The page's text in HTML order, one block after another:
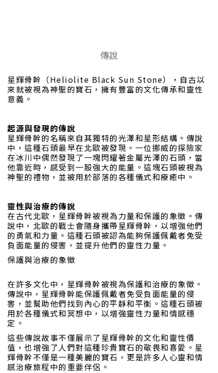
傳說
星輝骨幹（Heliolite Black Sun Stone），自古以
來就被視為神聖的寶石，擁有豐富的文化傳承和靈性
意義。
起源與發現的傳說
星輝骨幹的名稱來自其獨特的光澤和星形結構。傳說
中，這種石頭最早在北歐被發現。一位挪威的探險家
在冰川中偶然發現了一塊閃耀著金屬光澤的石頭，當
他靠近時，感受到一股強大的能量。這塊石頭被視為
神聖的禮物，並被用於部落的各種儀式和療癒中。
靈性與治療的傳說
在古代北歐，星輝骨幹被視為力量和保護的象徵。傳
說中，北歐的戰士會隨身攜帶星輝骨幹，以增強他們
的勇氣和力量。這種石頭被認為能夠保護佩戴者免受
負面能量的侵害，並提升他們的靈性力量。
保護與治療的象徵
在許多文化中，星輝骨幹被視為保護和治療的象徵。
傳說中，星輝骨幹能保護佩戴者免受負面能量的侵
害，並幫助他們找到內心的平靜和平衡。這種石頭被
用於各種儀式和冥想中，以增強靈性力量和情感穩
定。
這些傳說故事不僅展示了星輝骨幹的文化和靈性價
值，也增強了人們對這種珍貴寶石的敬畏和喜愛。星
輝骨幹不僅是一種美麗的寶石，更是許多人心靈和情
感治療旅程中的重要伴侶。